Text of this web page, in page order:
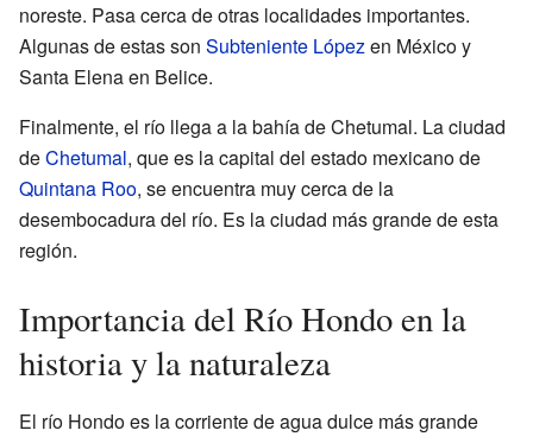
noreste. Pasa cerca de otras localidades importantes.
Algunas de estas son Subteniente Lópezen México y
Santa Elena en Belice.
Finalmente, el río llega a la bahía de Chetumal. La ciudad
deChetumal, que es la capital del estado mexicano de
Quintana Roo, se encuentra muy cerca de la
desembocadura del río. Es la ciudad más grande de esta
región.
Importancia del Río Hondo en la
historia y la naturaleza
El río Hondo es la corriente de agua dulce más grande